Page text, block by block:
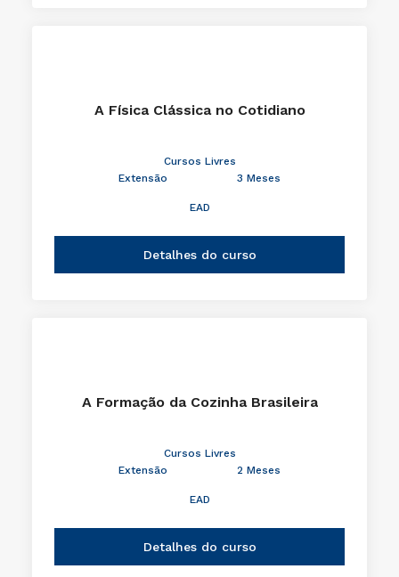
A Física Clássica no Cotidiano
Cursos Livres
Extensão
3 Meses
EAD
Detalhes do curso
A Formação da Cozinha Brasileira
Cursos Livres
Extensão
2 Meses
EAD
Detalhes do curso